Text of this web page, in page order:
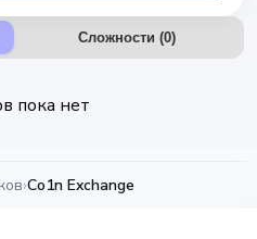
Сложности (0)
пока нет
›Co1n Exchange